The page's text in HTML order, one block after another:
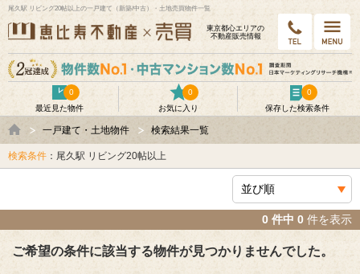
尾久駅 リビング20帖以上の一戸建て（新築/中古）・土地売買物件一覧
東京都⼼エリアの
不動産販売情報
最近見た物件
0
お気に入り
0
保存した検索条件
0
一戸建て・土地物件 検索結果一覧
検索条件 ：尾久駅 リビング20帖以上
0 件中 0 件を表示
ご希望の条件に該当する物件が見つかりませんでした。